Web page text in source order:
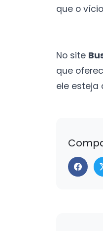
que o
No site
que
ele esteja